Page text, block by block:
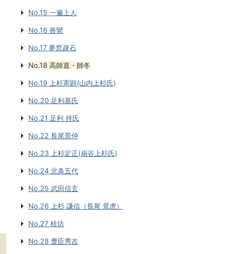
No.15 一遍上人
No.16 善鸞
No.17 夢窓疎石
No.18 高師直・師冬
No.19 上杉憲顕(山内上杉氏)
No.20 足利基氏
No.21 足利 持氏
No.22 長尾景仲
No.23 上杉定正(扇谷上杉氏)
No.24 北条五代
No.25 武田信玄
No.26 上杉 謙信（長尾 景虎）
No.27 桂坊
No.28 豊臣秀吉